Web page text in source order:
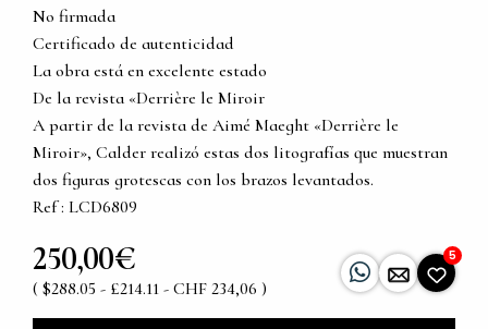
No firmada
Certificado de autenticidad
La obra está en excelente estado
De la revista «Derrière le Miroir
A partir de la revista de Aimé Maeght «Derrière le
Miroir», Calder realizó estas dos litografías que muestran
dos figuras grotescas con los brazos levantados.
Ref : LCD6809
250,00€
( $288.05 - £214.11 - CHF 234,06 )
5